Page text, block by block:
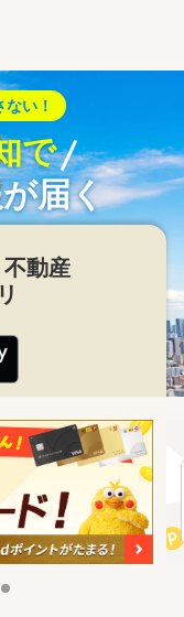
い！
で
届く
動産